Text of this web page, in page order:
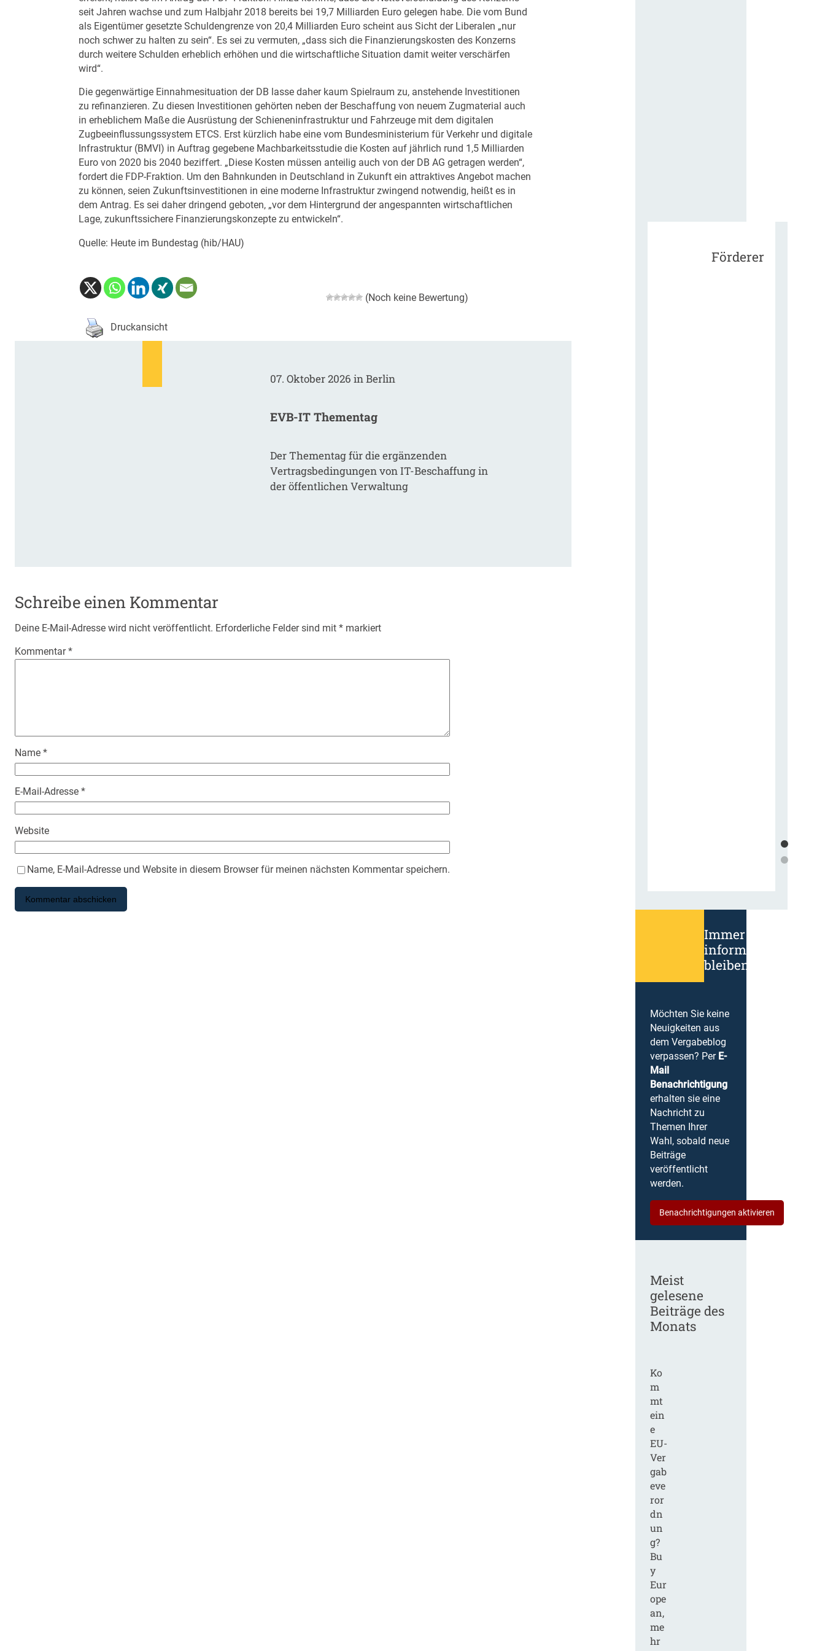
seit Jahren wachse und zum Halbjahr 2018 bereits bei 19,7 Milliarden Euro gelegen habe. Die vom Bund
als Eigentümer gesetzte Schuldengrenze von 20,4 Milliarden Euro scheint aus Sicht der Liberalen „nur
noch schwer zu halten zu sein“. Es sei zu vermuten, „dass sich die Finanzierungskosten des Konzerns
durch weitere Schulden erheblich erhöhen und die wirtschaftliche Situation damit weiter verschärfen
wird“.
Die gegenwärtige Einnahmesituation der DB lasse daher kaum Spielraum zu, anstehende Investitionen
zu refinanzieren. Zu diesen Investitionen gehörten neben der Beschaffung von neuem Zugmaterial auch
in erheblichem Maße die Ausrüstung der Schieneninfrastruktur und Fahrzeuge mit dem digitalen
Zugbeeinflussungssystem ETCS. Erst kürzlich habe eine vom Bundesministerium für Verkehr und digitale
Infrastruktur (BMVI) in Auftrag gegebene Machbarkeitsstudie die Kosten auf jährlich rund 1,5 Milliarden
Euro von 2020 bis 2040 beziffert. „Diese Kosten müssen anteilig auch von der DB AG getragen werden“,
fordert die FDP-Fraktion. Um den Bahnkunden in Deutschland in Zukunft ein attraktives Angebot machen
zu können, seien Zukunftsinvestitionen in eine moderne Infrastruktur zwingend notwendig, heißt es in
dem Antrag. Es sei daher dringend geboten, „vor dem Hintergrund der angespannten wirtschaftlichen
Lage, zukunftssichere Finanzierungskonzepte zu entwickeln“.
Quelle: Heute im Bundestag (hib/HAU)
(Noch keine Bewertung)
Druckansicht
07. Oktober 2026 in Berlin
EVB-IT Thementag
Der Thementag für die ergänzenden
Vertragsbedingungen von IT-Beschaffung in
der öffentlichen Verwaltung
Schreibe einen Kommentar
Deine E-Mail-Adresse wird nicht veröffentlicht. Erforderliche Felder sind mit * markiert
Kommentar*
Name *
E-Mail-Adresse *
Website
Name, E-Mail-Adresse und Website in diesem Browser für meinen nächsten Kommentar speichern.
Förderer
Immer
informiert
bleiben!
Möchten Sie keine
Neuigkeiten aus
dem Vergabeblog
verpassen? Per E-
Mail
Benachrichtigung
erhalten sie eine
Nachricht zu
Themen Ihrer
Wahl, sobald neue
Beiträge
veröffentlicht
werden.
Benachrichtigungen aktivieren
Meist
gelesene
Beiträge des
Monats
Ko
m
mt
ein
e
EU-
Ver
gab
eve
ror
dn
un
g?
Bu
y
Eur
ope
an,
me
hr